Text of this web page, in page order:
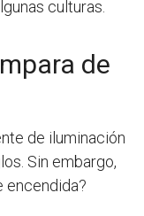
culturas.
de
de iluminación
Sin embargo,
encendida?